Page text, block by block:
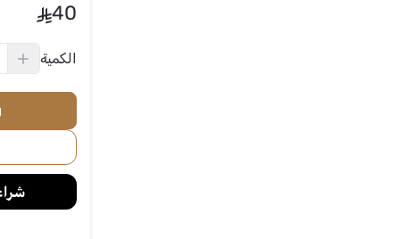
40
الكمية